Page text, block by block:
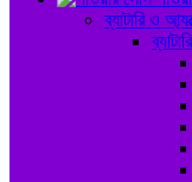
ব্যাটারি ও
ব্যাটারি